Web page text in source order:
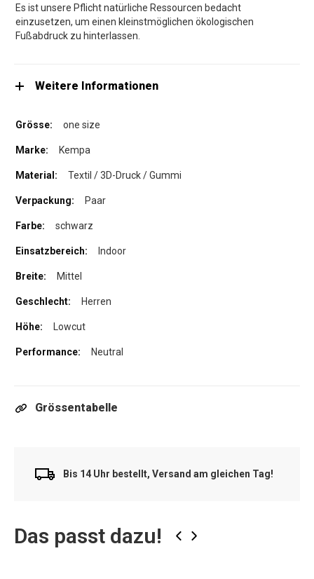
Es ist unsere Pflicht natürliche Ressourcen bedacht
einzusetzen, um einen kleinstmöglichen ökologischen
Fußabdruck zu hinterlassen.
Weitere Informationen
one size
Kempa
Textil / 3D-Druck / Gummi
Paar
schwarz
Indoor
Mittel
Herren
Lowcut
Neutral
Grössentabelle
Bis 14 Uhr bestellt, Versand am gleichen Tag!
Das passt dazu! ‹ ›